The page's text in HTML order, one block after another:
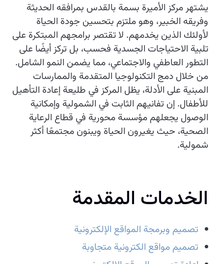
يشتهر مركز الأميرة بسمة بالقدس بمرافقه الحديثة
وفريقه الخبير، وهو ملتزم بتحسين جودة الحياة
لأولئك الذين يخدمهم. لا تقتصر برامجهم المبتكرة على
تلبية الاحتياجات الجسدية فحسب، بل تركز أيضًا على
التطور العاطفي والاجتماعي، مما يضمن النمو الشامل.
من خلال دمج التكنولوجيا المتقدمة والممارسات
المبنية على الأدلة، يظل المركز في طليعة إعادة التأهيل
للأطفال. إن تفانيهم الثابت في الشمولية وإمكانية
الوصول يجعلهم مؤسسة محورية في قطاع الرعاية
الصحية، حيث يغيرون الحياة ويبنون مجتمعًا أكثر
شمولية.
الخدمات المقدمة
تصميم وبرمجة المواقع الإلكترونية
تصميم مواقع الكترونية متجاوبة